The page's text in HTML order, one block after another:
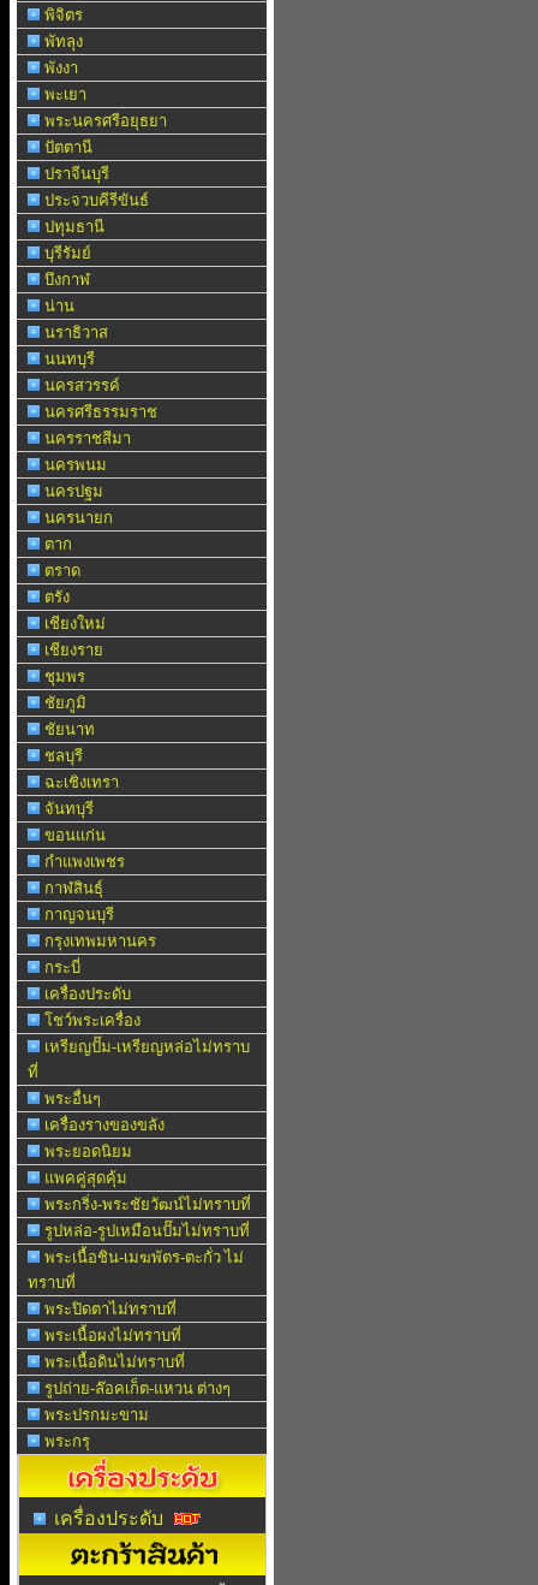
พิจิตร
พัทลุง
พังงา
พะเยา
พระนครศรีอยุธยา
ปัตตานี
ปราจีนบุรี
ประจวบคีรีขันธ์
ปทุมธานี
บุรีรัมย์
บึงกาฬ
น่าน
นราธิวาส
นนทบุรี
นครสวรรค์
นครศรีธรรมราช
นครราชสีมา
นครพนม
นครปฐม
นครนายก
ตาก
ตราด
ตรัง
เชียงใหม่
เชียงราย
ชุมพร
ชัยภูมิ
ชัยนาท
ชลบุรี
ฉะเชิงเทรา
จันทบุรี
ขอนแก่น
กำแพงเพชร
กาฬสินธุ์
กาญจนบุรี
กรุงเทพมหานคร
กระบี่
เครื่องประดับ
โชว์พระเครื่อง
เหรียญปั๊ม-เหรียญหล่อไม่ทราบ
ที่
พระอื่นๆ
เครื่องรางของขลัง
พระยอดนิยม
แพคคู่สุดคุ้ม
พระกริ่ง-พระชัยวัฒน์ไม่ทราบที่
รูปหล่อ-รูปเหมือนปั๊มไม่ทราบที่
พระเนื้อชิน-เมฆพัตร-ตะกั่ว ไม่
ทราบที่
พระปิดตาไม่ทราบที่
พระเนื้อผงไม่ทราบที่
พระเนื้อดินไม่ทราบที่
รูปถ่าย-ล๊อคเก็ต-แหวน ต่างๆ
พระปรกมะขาม
พระกรุ
เครื่องประดับ